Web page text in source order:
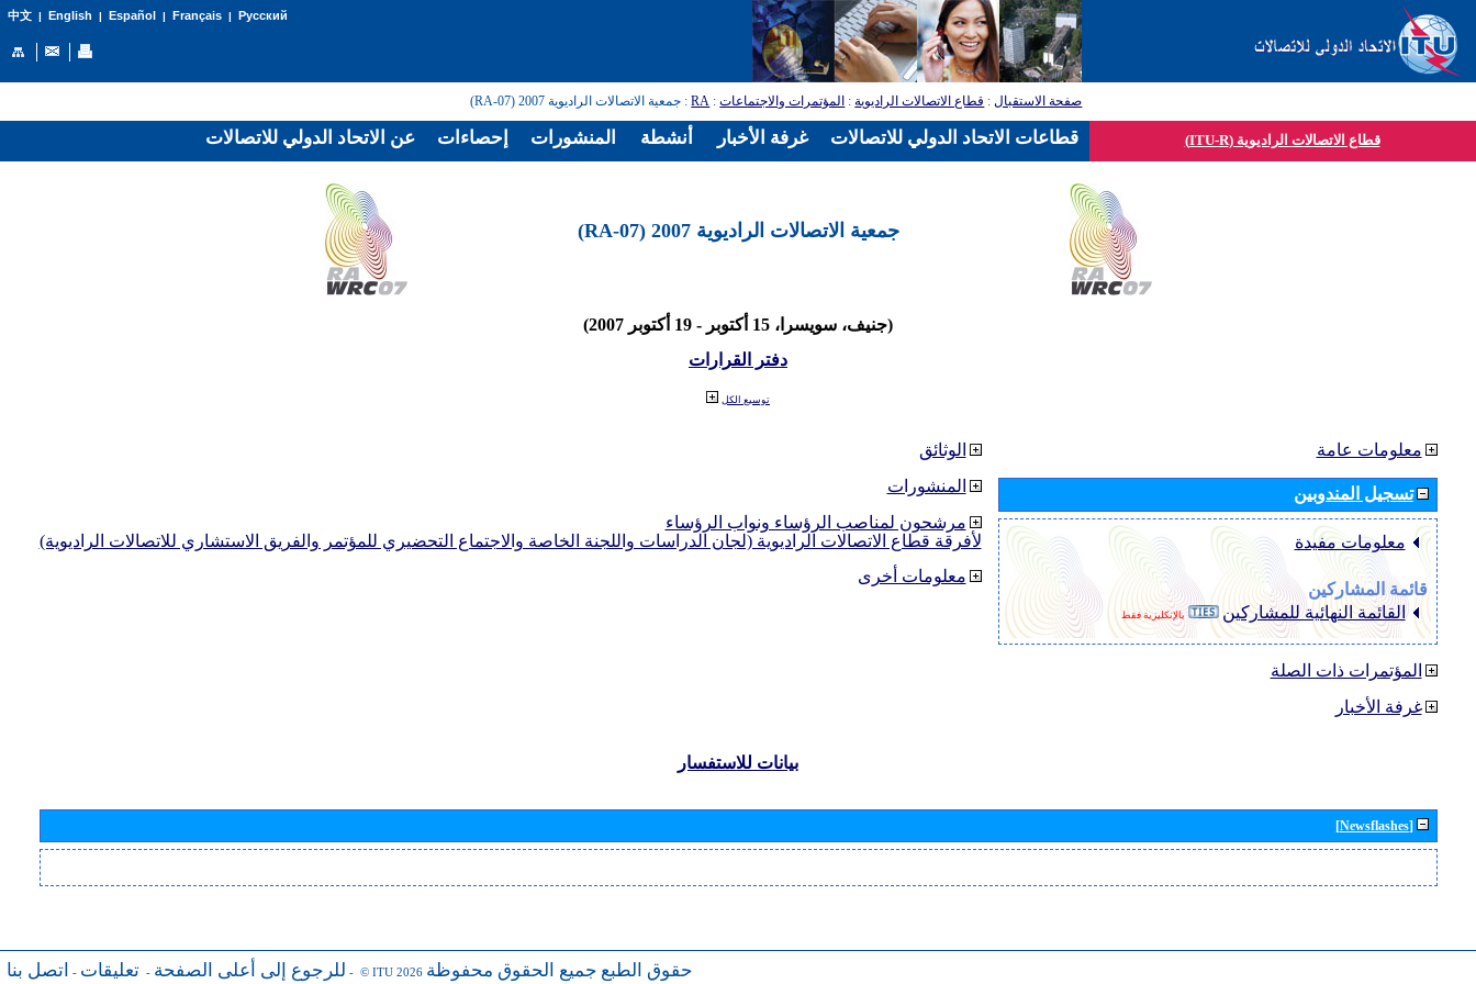
中文| English | Español | Français| Русский
صفحة الاستقبال: قطاع الاتصالات الراديوية: المؤتمرات والاجتماعات:
RA: جمعية الاتصالات الراديوية 2007 (RA-07)
قطاع الاتصالات الراديوية (ITU-R)
جمعية الاتصالات الراديوية 2007 (RA-07)
(جنيف، سويسرا، 15 أكتوبر - 19 أكتوبر 2007)
دفتر القرارات
توسيع الكل
الوثائق
المنشورات
مرشحون لمناصب الرؤساء ونواب الرؤساء
لأفرقة قطاع الاتصالات الراديوية (لجان الدراسات واللجنة الخاصة والاجتماع التحضيري للمؤتمر والفريق الاستشاري للاتصالات الراديوية)
معلومات أخرى
معلومات عامة
تسجيل المندوبين
معلومات مفيدة
قائمة المشاركين
القائمة النهائية للمشاركين
بالإنكليزية فقط
المؤتمرات ذات الصلة
غرفة الأخبار
بيانات للاستفسار
[Newsflashes]
للرجوع إلى أعلى الصفحة - تعليقات - اتصل بنا - © ITU 2026 حقوق الطبع جميع الحقوق محفوظة
عن الاتحاد الدولي للاتصالات إحصاءات المنشورات أنشطة غرفة الأخبار قطاعات الاتحاد الدولي للاتصالات